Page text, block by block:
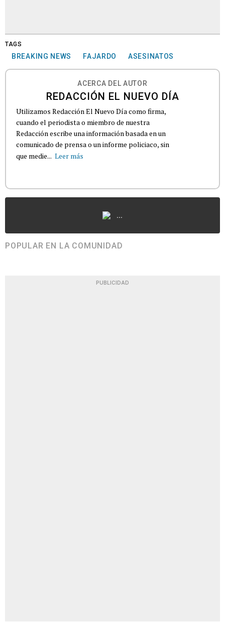
TAGS
BREAKING NEWS FAJARDO ASESINATOS
ACERCA DEL AUTOR
REDACCIÓN EL NUEVO DÍA
Utilizamos Redacción El Nuevo Día como firma,
cuando el periodista o miembro de nuestra
Redacción escribe una información basada en un
comunicado de prensa o un informe policiaco, sin
que medie... Leer más
...
POPULAR EN LA COMUNIDAD
PUBLICIDAD